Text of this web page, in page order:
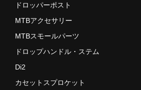
ドロッパーポスト
MTBアクセサリー
MTBスモールパーツ
ドロップハンドル・ステム
Di2
カセットスプロケット